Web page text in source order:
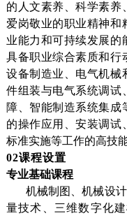
的人文素养、科学素养
爱岗敬业的职业精神和
业能力和可持续发展的
具备职业综合素质和行
设备制造业、电气机械
件组装与电气系统调试
障、智能制造系统集成
的操作应用、安装调试
标准实施等工作的高技能
02课程设置
专业基础课程
机械制图、机械设
量技术、三维数字化